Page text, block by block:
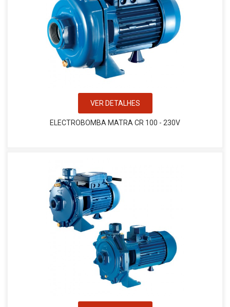
VER DETALHES
ELECTROBOMBA MATRA CR 100 - 230V